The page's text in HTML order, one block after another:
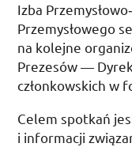
Izba
Przemysłowego
na kolejne
Prezesów —
członkowskich w
Celem spotkań
i informacji